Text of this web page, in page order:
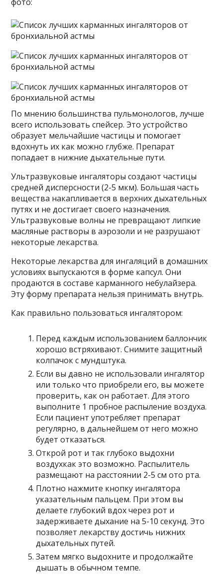
По мнению большинства пульмонологов, лучше
всего использовать спейсер. Это устройство
образует мельчайшие частицы и помогает
вдохнуть их как можно глубже. Препарат
попадает в нижние дыхательные пути.
Ультразвуковые ингаляторы создают частицы
средней дисперсности (2-5 мкм). Большая часть
вещества накапливается в верхних дыхательных
путях и не достигает своего назначения.
Ультразвуковые волны не превращают липкие
масляные растворы в аэрозоли и не разрушают
некоторые лекарства.
Некоторые лекарства для ингаляций в домашних
условиях выпускаются в форме капсул. Они
продаются в составе карманного небулайзера.
Эту форму препарата нельзя принимать внутрь.
Как правильно пользоваться ингалятором:
Перед каждым использованием баллончик
хорошо встряхивают. Снимите защитный
колпачок с мундштука.
Если вы давно не использовали ингалятор
или только что приобрели его, вы можете
проверить, как он работает. Для этого
выполните 1 пробное распыление воздуха.
Если пациент употребляет препарат
регулярно, в дальнейшем от него можно
будет отказаться.
Открой рот и так глубоко выдохни
воздухкак это возможно. Распылитель
размещают на расстоянии 2-5 см ото рта.
Плотно нажмите кнопку ингалятора
указательным пальцем. При этом вы
делаете глубокий вдох через рот и
задерживаете дыхание на 5-10 секунд. Это
позволяет лекарству достичь нижних
дыхательных путей.
Затем мягко выдохните и продолжайте
дышать в обычном темпе.